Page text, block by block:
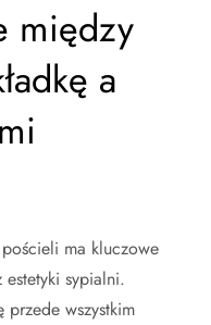
między
a
ma kluczowe
sypialni.
przede wszystkim